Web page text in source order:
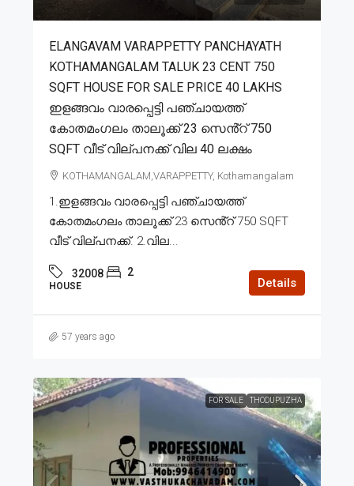
ELANGAVAM VARAPPETTY PANCHAYATH
KOTHAMANGALAM TALUK 23 CENT 750
SQFT HOUSE FOR SALE PRICE 40 LAKHS
ഇളങ്ങവം വാരപ്പെട്ടി പഞ്ചായത്ത്
കോതമംഗലം താലൂക്ക് 23 സെൻ്റ് 750
SQFT വീട് വില്പനക്ക് വില 40 ലക്ഷം
KOTHAMANGALAM,VARAPPETTY, Kothamangalam
1.ഇളങ്ങവം വാരപ്പെട്ടി പഞ്ചായത്ത്
കോതമംഗലം താലൂക്ക് 23 സെൻ്റ് 750 SQFT
വീട് വില്പനക്ക്. 2.വില...
32008 2
HOUSE Details
57 years ago
FOR SALE THODUPUZHA